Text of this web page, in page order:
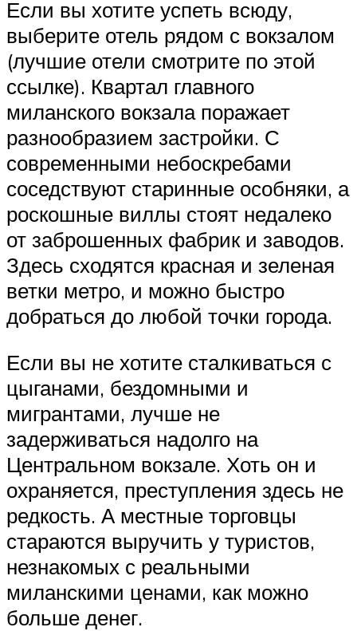
Если вы хотите успеть всюду,
выберите отель рядом с вокзалом
(лучшие отели смотрите по этой
ссылке). Квартал главного
миланского вокзала поражает
разнообразием застройки. С
современными небоскребами
соседствуют старинные особняки, а
роскошные виллы стоят недалеко
от заброшенных фабрик и заводов.
Здесь сходятся красная и зеленая
ветки метро, и можно быстро
добраться до любой точки города.
Если вы не хотите сталкиваться с
цыганами, бездомными и
мигрантами, лучше не
задерживаться надолго на
Центральном вокзале. Хоть он и
охраняется, преступления здесь не
редкость. А местные торговцы
стараются выручить у туристов,
незнакомых с реальными
миланскими ценами, как можно
больше денег.